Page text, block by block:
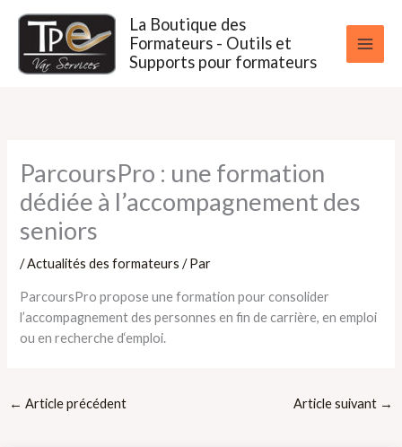
contenu
La Boutique des
Formateurs - Outils et
Supports pour formateurs
ParcoursPro : une formation
dédiée à l’accompagnement des
seniors
/Actualités des formateurs / Par
ParcoursPro propose une formation pour consolider
l’accompagnement des personnes en fin de carrière, en emploi
ou en recherche d‘emploi.
← Article précédent Article suivant →